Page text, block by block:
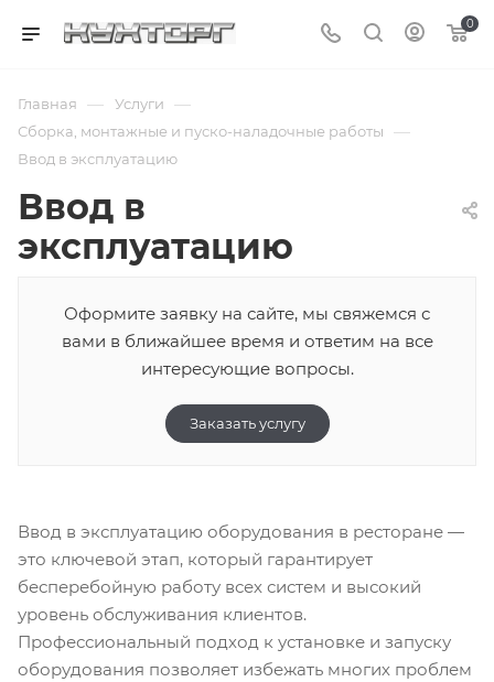
0
Главная — Услуги —
Сборка, монтажные и пуско-наладочные работы —
Ввод в эксплуатацию
Ввод в
эксплуатацию
Оформите заявку на сайте, мы свяжемся с
вами в ближайшее время и ответим на все
интересующие вопросы.
Заказать услугу
Ввод в эксплуатацию оборудования в ресторане —
это ключевой этап, который гарантирует
бесперебойную работу всех систем и высокий
уровень обслуживания клиентов.
Профессиональный подход к установке и запуску
оборудования позволяет избежать многих проблем